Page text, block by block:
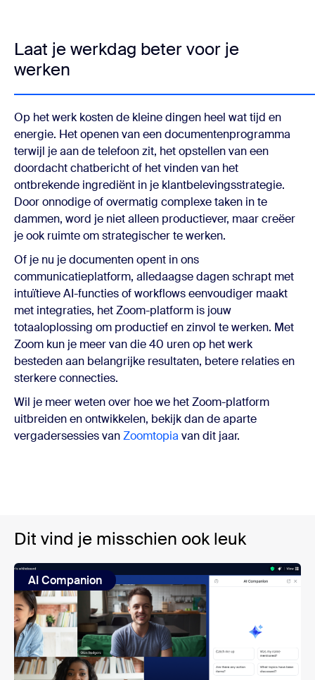
Laat je werkdag beter voor je
werken
Op het werk kosten de kleine dingen heel wat tijd en
energie. Het openen van een documentenprogramma
terwijl je aan de telefoon zit, het opstellen van een
doordacht chatbericht of het vinden van het
ontbrekende ingrediënt in je klantbelevingsstrategie.
Door onnodige of overmatig complexe taken in te
dammen, word je niet alleen productiever, maar creëer
je ook ruimte om strategischer te werken.
Of je nu je documenten opent in ons
communicatieplatform, alledaagse dagen schrapt met
intuïtieve AI-functies of workflows eenvoudiger maakt
met integraties, het Zoom-platform is jouw
totaaloplossing om productief en zinvol te werken. Met
Zoom kun je meer van die 40 uren op het werk
besteden aan belangrijke resultaten, betere relaties en
sterkere connecties.
Wil je meer weten over hoe we het Zoom-platform
uitbreiden en ontwikkelen, bekijk dan de aparte
vergadersessies vanZoomtopia van dit jaar.
Dit vind je misschien ook leuk
AI Companion